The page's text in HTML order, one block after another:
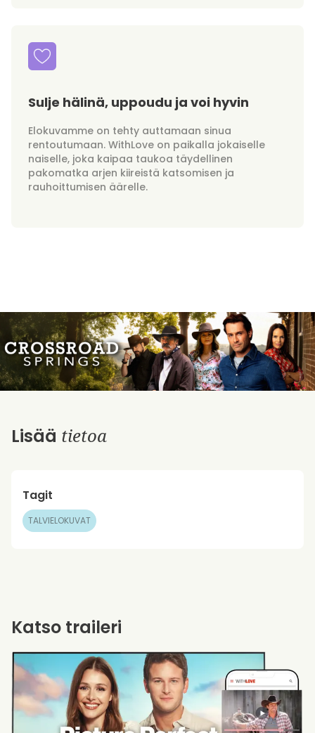
Sulje hälinä, uppoudu ja voi hyvin
Elokuvamme on tehty auttamaan sinua
rentoutumaan. WithLove on paikalla jokaiselle
naiselle, joka kaipaa taukoa täydellinen
pakomatka arjen kiireistä katsomisen ja
rauhoittumisen äärelle.
Lisää tietoa
Tagit
TALVIELOKUVAT
Katso traileri